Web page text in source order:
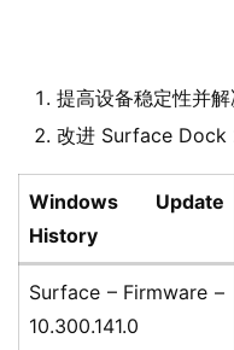
界
n
1
1
W
提高设备稳定性并解
改进 Surface Dock
Windows Update
History
Surface – Firmware –
10.300.141.0